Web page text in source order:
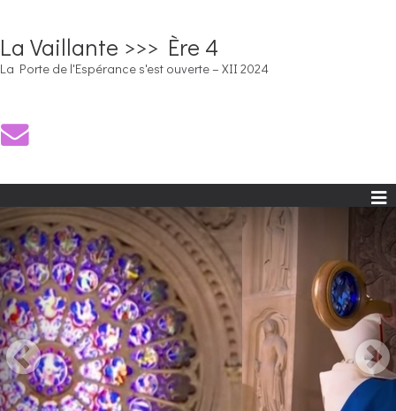
La Vaillante >>> Ère 4
La Porte de l'Espérance s'est ouverte – XII 2024